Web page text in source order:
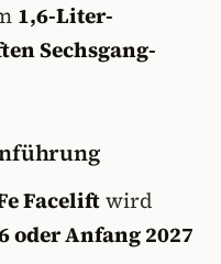
1,6-Liter-
Sechsgang-
Faceliftwird
oder Anfang 2027